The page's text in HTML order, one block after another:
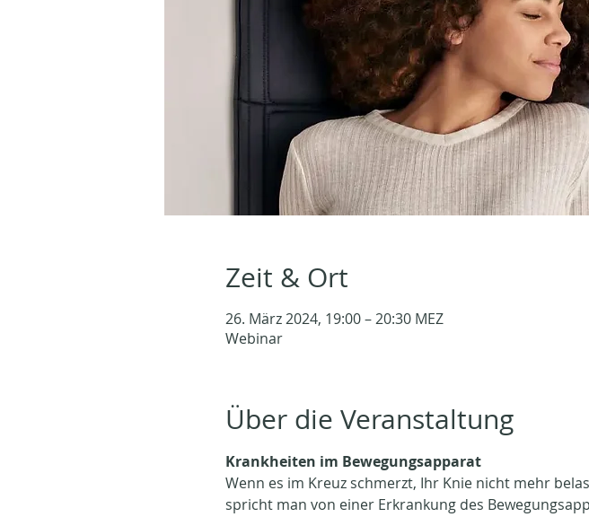
Zeit & Ort
26. März 2024, 19:00 – 20:30 MEZ
Webinar
Über die Veranstaltung
Krankheiten im Bewegungsapparat
Wenn es im Kreuz schmerzt, Ihr Knie nicht mehr
spricht man von einer Erkrankung des